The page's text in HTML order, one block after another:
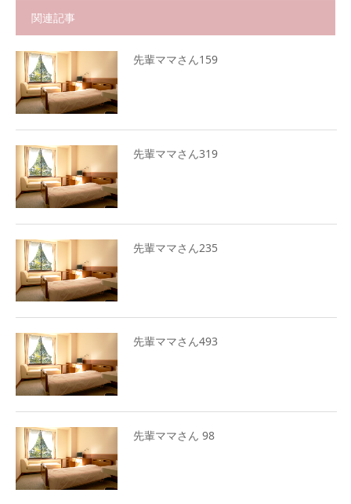
関連記事
先輩ママさん159
先輩ママさん319
先輩ママさん235
先輩ママさん493
先輩ママさん 98